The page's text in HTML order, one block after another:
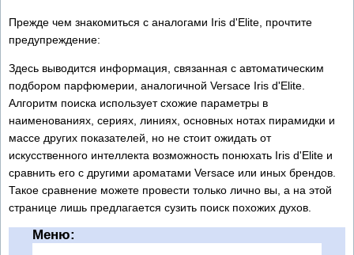
Прежде чем знакомиться с аналогами Iris d'Elite, прочтите
предупреждение:
Здесь выводится информация, связанная с автоматическим
подбором парфюмерии, аналогичной Versace Iris d'Elite.
Алгоритм поиска использует схожие параметры в
наименованиях, сериях, линиях, основных нотах пирамидки и
массе других показателей, но не стоит ожидать от
искусственного интеллекта возможность понюхать Iris d'Elite и
сравнить его с другими ароматами Versace или иных брендов.
Такое сравнение можете провести только лично вы, а на этой
странице лишь предлагается сузить поиск похожих духов.
Меню: